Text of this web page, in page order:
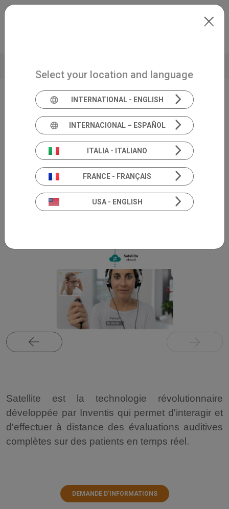
Skip to main content
Solution de télé-audiologie
Satellite
Satellite est la technologie révolutionnaire
développée par Inventis qui permet d'interagir et
d'effectuer à distance des évaluations auditives
complètes sur des patients en temps réel.
DEMANDE D’INFORMATIONS
Select your location and language
INTERNATIONAL - ENGLISH
INTERNACIONAL – ESPAÑOL
ITALIA - ITALIANO
FRANCE - FRANÇAIS
USA - ENGLISH